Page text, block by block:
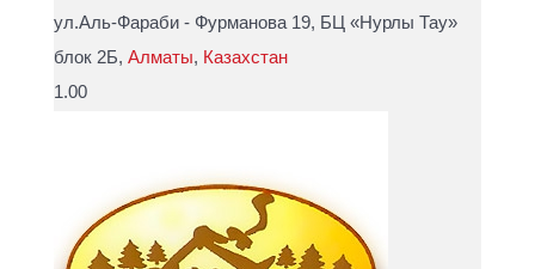
ул.Аль-Фараби - Фурманова 19, БЦ «Нурлы Тау»
блок 2Б, Алматы, Казахстан
1.00